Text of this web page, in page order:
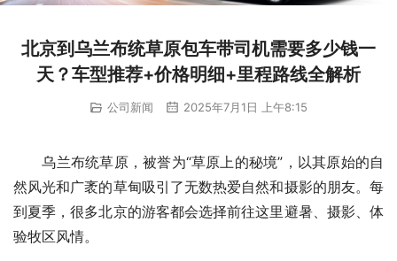
北京到乌兰布统草原包车带司机需要多少钱一
天？车型推荐+价格明细+里程路线全解析
公司新闻 2025年7月1日 上午8:15
乌兰布统草原，被誉为“草原上的秘境”，以其原始的自
然风光和广袤的草甸吸引了无数热爱自然和摄影的朋友。每
到夏季，很多北京的游客都会选择前往这里避暑、摄影、体
验牧区风情。